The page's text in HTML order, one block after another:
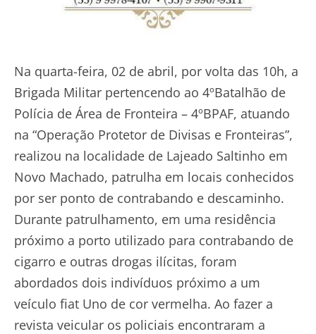
Na quarta-feira, 02 de abril, por volta das 10h, a
Brigada Militar pertencendo ao 4ºBatalhão de
Polícia de Área de Fronteira – 4ºBPAF, atuando
na “Operação Protetor de Divisas e Fronteiras”,
realizou na localidade de Lajeado Saltinho em
Novo Machado, patrulha em locais conhecidos
por ser ponto de contrabando e descaminho.
Durante patrulhamento, em uma residência
próximo a porto utilizado para contrabando de
cigarro e outras drogas ilícitas, foram
abordados dois indivíduos próximo a um
veículo fiat Uno de cor vermelha. Ao fazer a
revista veicular os policiais encontraram a